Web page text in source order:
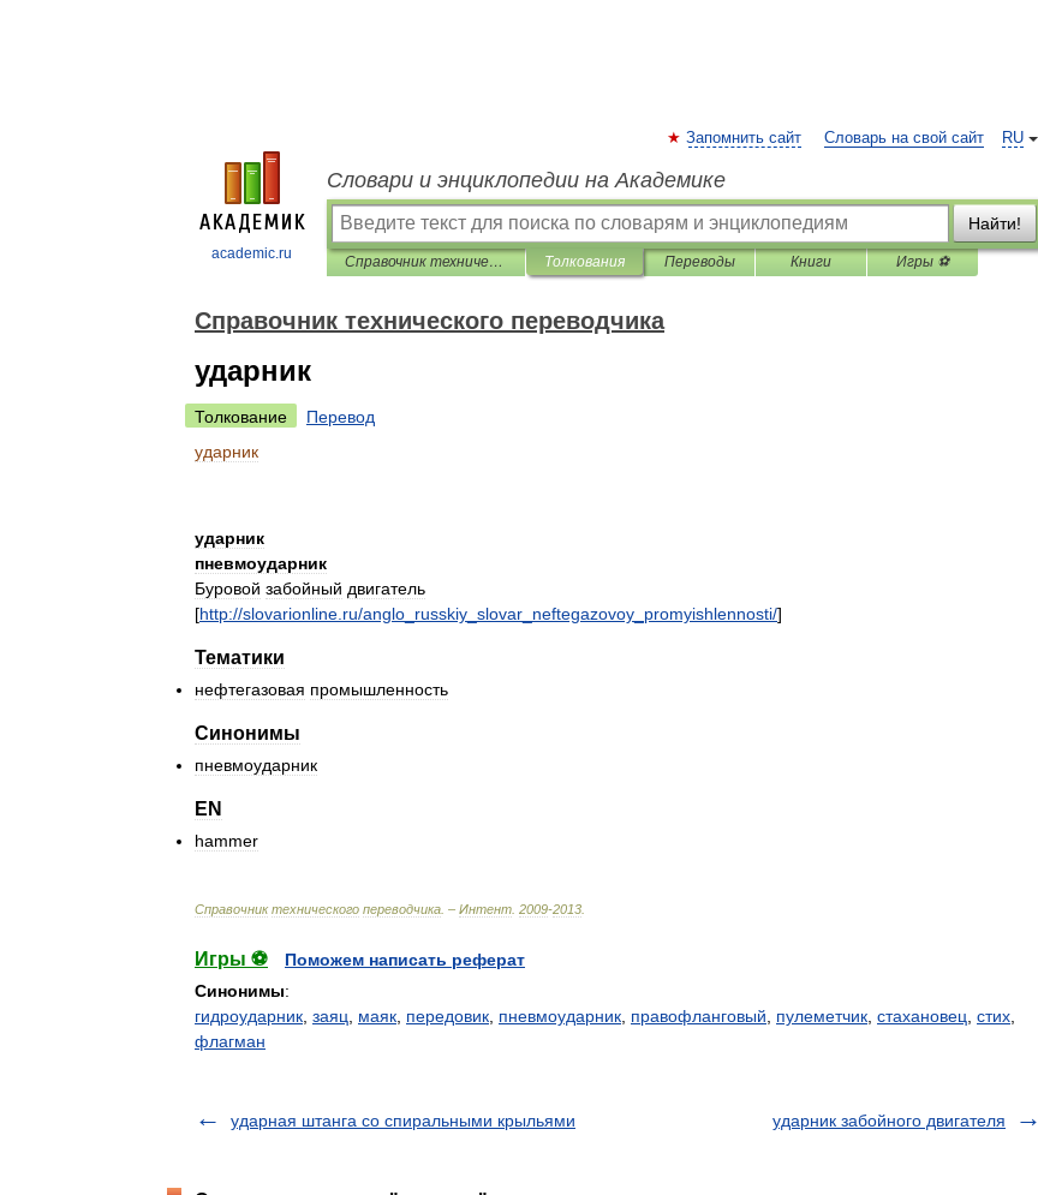
academic.ru
RU
Запомнить сайт Словарь на свой сайт
Словари и энциклопедии на Академике
Найти!
Справочник технического переводчика Толкования Переводы Книги Игры ⚽
Справочник технического переводчика
ударник
Толкование
Перевод
ударник
ударник
пневмоударник
Буровой забойный двигатель
[http://slovarionline ru/anglo russkiy slovar neftegazovoy promyishlennosti/]
Тематики
нефтегазовая промышленность
Синонимы
пневмоударник
EN
hammer
Справочник технического переводчика . – Интент 2009-2013
Игры ⚽
Поможем написать реферат
Синонимы:
гидроударник заяц маяк передовик пневмоударник правофланговый пулеметчик стахановец стих
флагман
ударная штанга со спиральными крыльями ударник забойного двигателя